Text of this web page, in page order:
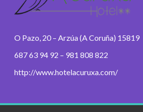
O Pazo, 20 – Arzúa (A Coruña) 15819
687 63 94 92 – 981 808 822
http://www.hotelacuruxa.com/